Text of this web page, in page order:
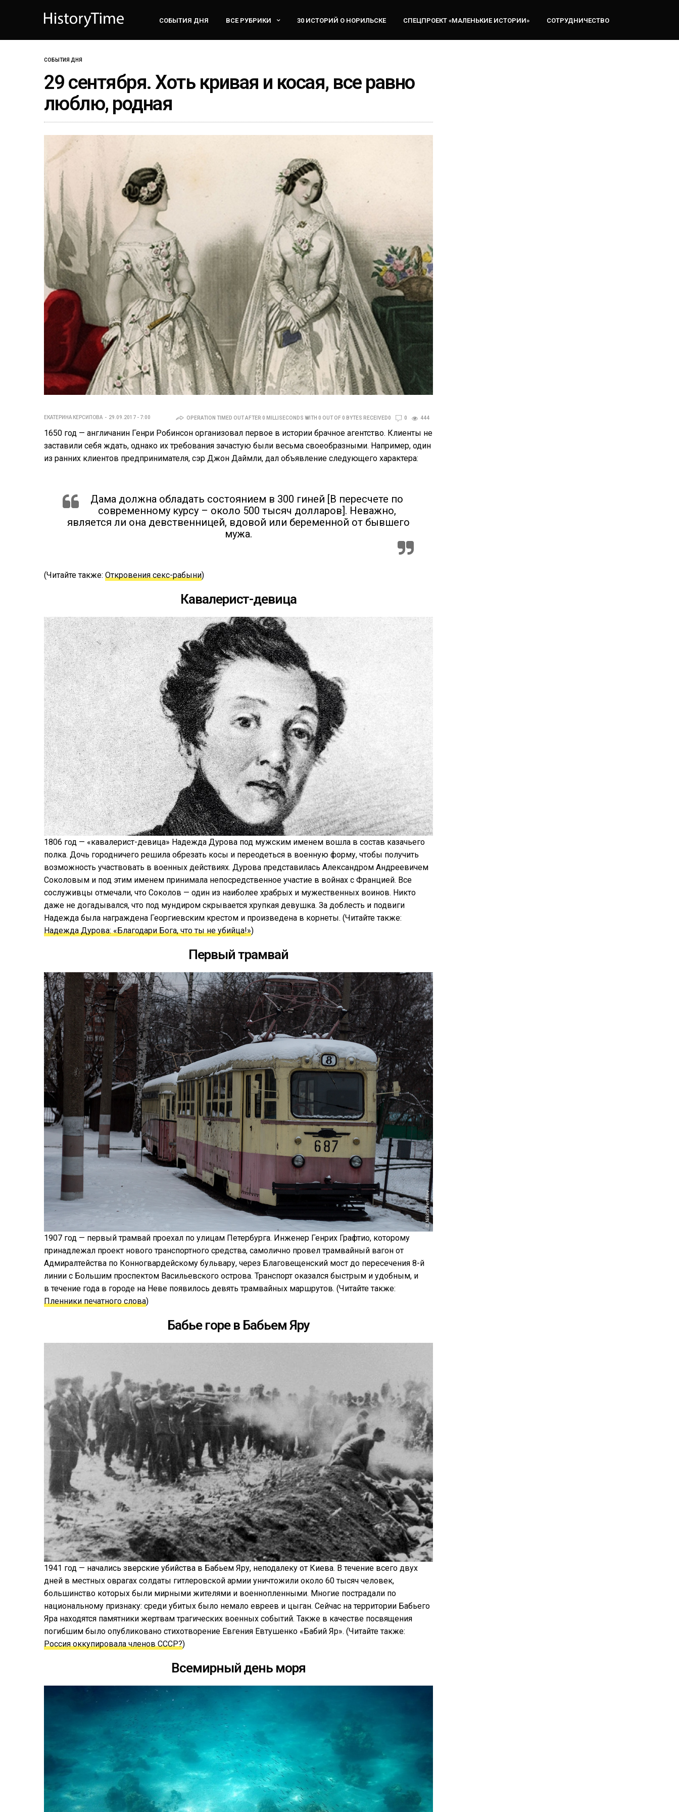
СОБЫТИЯ ДНЯ ВСЕ РУБРИКИ 30 ИСТОРИЙ О НОРИЛЬСКЕ СПЕЦПРОЕКТ «МАЛЕНЬКИЕ ИСТОРИИ» СОТРУДНИЧЕСТВО
СОБЫТИЯ ДНЯ
29 сентября. Хоть кривая и косая, все равно
люблю, родная
ЕКАТЕРИНА КЕРСИПОВА 29.09.2017 - 7:00 OPERATION TIMED OUT AFTER 0 MILLISECONDS WITH 0 OUT OF 0 BYTES RECEIVED0 0 444
1650 год — англичанин Генри Робинсон организовал первое в истории брачное агентство. Клиенты не
заставили себя ждать, однако их требования зачастую были весьма своеобразными. Например, один
из ранних клиентов предпринимателя, сэр Джон Даймли, дал объявление следующего характера:
Дама должна обладать состоянием в 300 гиней [В пересчете по
современному курсу – около 500 тысяч долларов]. Неважно,
является ли она девственницей, вдовой или беременной от бывшего
мужа.
(Читайте также: Откровения секс-рабыни)
Кавалерист-девица
1806 год — «кавалерист-девица» Надежда Дурова под мужским именем вошла в состав казачьего
полка. Дочь городничего решила обрезать косы и переодеться в военную форму, чтобы получить
возможность участвовать в военных действиях. Дурова представилась Александром Андреевичем
Соколовым и под этим именем принимала непосредственное участие в войнах с Францией. Все
сослуживцы отмечали, что Соколов — один из наиболее храбрых и мужественных воинов. Никто
даже не догадывался, что под мундиром скрывается хрупкая девушка. За доблесть и подвиги
Надежда была награждена Георгиевским крестом и произведена в корнеты. (Читайте также:
Надежда Дурова: «Благодари Бога, что ты не убийца!»)
Первый трамвай
1907 год — первый трамвай проехал по улицам Петербурга. Инженер Генрих Графтио, которому
принадлежал проект нового транспортного средства, самолично провел трамвайный вагон от
Адмиралтейства по Конногвардейскому бульвару, через Благовещенский мост до пересечения 8-й
линии с Большим проспектом Васильевского острова. Транспорт оказался быстрым и удобным, и
в течение года в городе на Неве появилось девять трамвайных маршрутов. (Читайте также:
Пленники печатного слова)
Бабье горе в Бабьем Яру
1941 год — начались зверские убийства в Бабьем Яру, неподалеку от Киева. В течение всего двух
дней в местных оврагах солдаты гитлеровской армии уничтожили около 60 тысяч человек,
большинство которых были мирными жителями и военнопленными. Многие пострадали по
национальному признаку: среди убитых было немало евреев и цыган. Сейчас на территории Бабьего
Яра находятся памятники жертвам трагических военных событий. Также в качестве посвящения
погибшим было опубликовано стихотворение Евгения Евтушенко «Бабий Яр». (Читайте также:
Россия оккупировала членов СССР?)
Всемирный день моря